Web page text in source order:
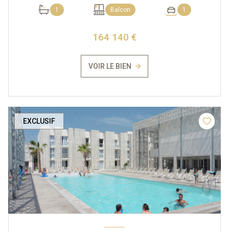
1 Balcon 1
164 140 €
VOIR LE BIEN
EXCLUSIF